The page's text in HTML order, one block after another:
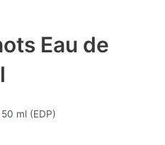
Eau de
ml (EDP)